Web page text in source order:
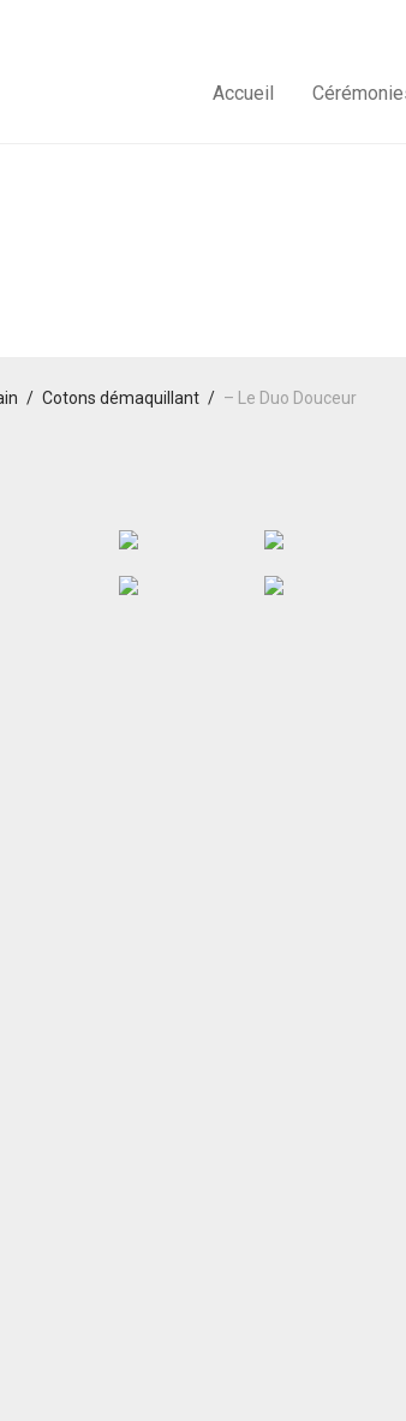
Accueil
/ Cotons démaquillant / – Le Duo Douceur